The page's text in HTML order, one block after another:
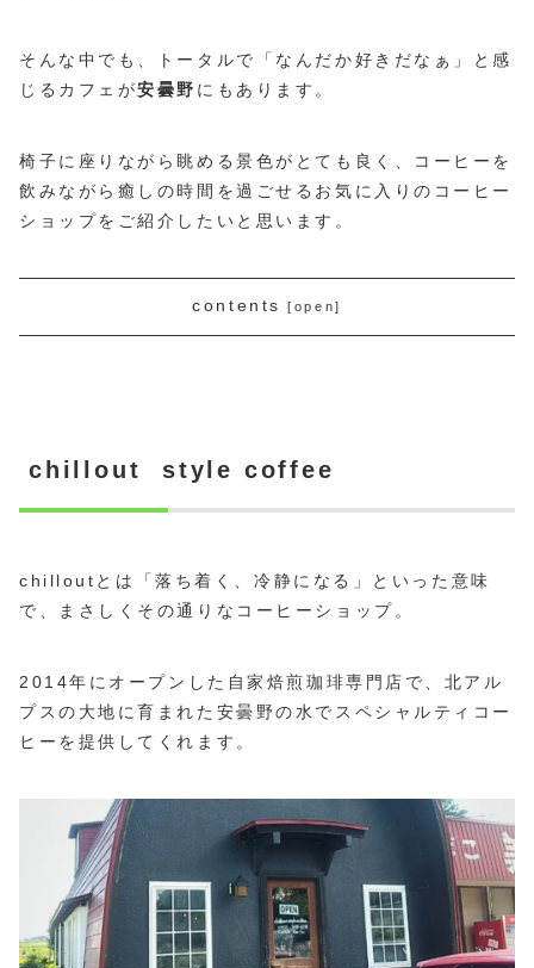
そんな中でも、トータルで「なんだか好きだなぁ」と感
じるカフェが安曇野 にもあります。
椅子に座りながら眺める景色がとても良く、コーヒーを
飲みながら癒しの時間を過ごせるお気に入りのコーヒー
ショップをご紹介したいと思います。
contents
chillout style coffee
chilloutとは「落ち着く、冷静になる」といった意味
で、まさしくその通りなコーヒーショップ。
2014年にオープンした自家焙煎珈琲専門店で、北アル
プスの大地に育まれた安曇野の水でスペシャルティコー
ヒーを提供してくれます。